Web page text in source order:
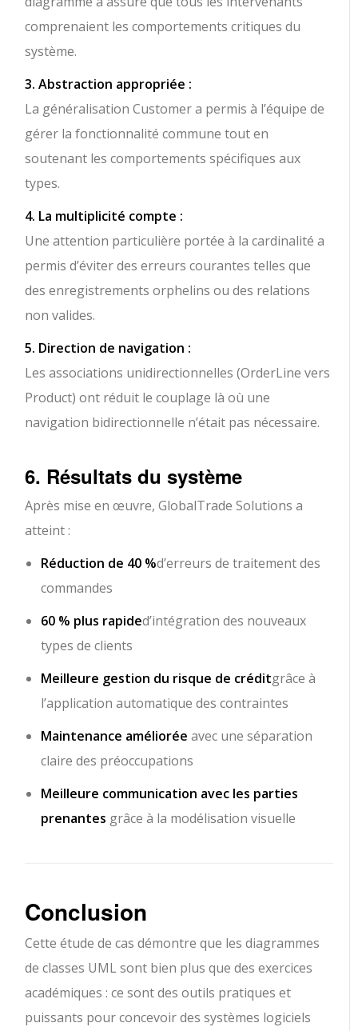
comprenaient les comportements critiques du
système.
3. Abstraction appropriée :
La généralisation Customer a permis à l’équipe de
gérer la fonctionnalité commune tout en
soutenant les comportements spécifiques aux
types.
4. La multiplicité compte :
Une attention particulière portée à la cardinalité a
permis d’éviter des erreurs courantes telles que
des enregistrements orphelins ou des relations
non valides.
5. Direction de navigation :
Les associations unidirectionnelles (OrderLine vers
Product) ont réduit le couplage là où une
navigation bidirectionnelle n’était pas nécessaire.
6. Résultats du système
Après mise en œuvre, GlobalTrade Solutions a
atteint :
Réduction de 40 %d’erreurs de traitement des
commandes
60 % plus rapided’intégration des nouveaux
types de clients
Meilleure gestion du risque de créditgrâce à
l’application automatique des contraintes
Maintenance améliorée avec une séparation
claire des préoccupations
Meilleure communication avec les parties
prenantes grâce à la modélisation visuelle
Conclusion
Cette étude de cas démontre que les diagrammes
de classes UML sont bien plus que des exercices
académiques : ce sont des outils pratiques et
puissants pour concevoir des systèmes logiciels